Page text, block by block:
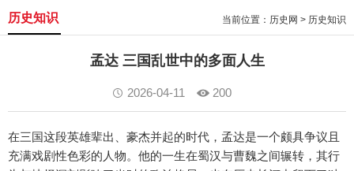
当前位置： 历史网 > 历史知识
历史知识
孟达 三国乱世中的多面人生
2026-04-11 200
在三国这段英雄辈出、豪杰并起的时代，孟达是一个颇具争议且
充满戏剧性色彩的人物。他的一生在蜀汉与曹魏之间辗转，其行